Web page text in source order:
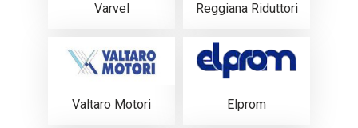
Varvel Reggiana Riduttori
Valtaro Motori Elprom